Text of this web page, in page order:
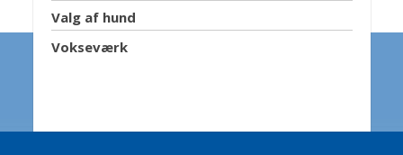
Valg af hund
Vokseværk